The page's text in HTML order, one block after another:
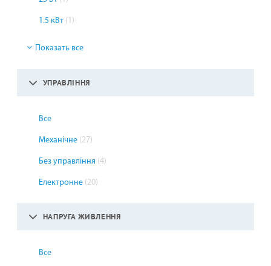
1.5 кВт (1)
Показать все
УПРАВЛІННЯ
Все
Механічне (27)
Без управління (4)
Електронне (20)
НАПРУГА ЖИВЛЕННЯ
Все